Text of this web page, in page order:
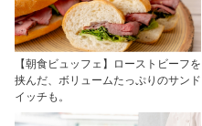
【朝食ビュッフェ】ローストビーフを
挟んだ、ボリュームたっぷりのサンド
イッチも。